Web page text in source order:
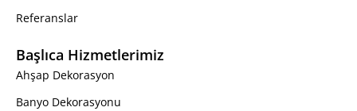
Referanslar
Başlıca Hizmetlerimiz
Ahşap Dekorasyon
Banyo Dekorasyonu